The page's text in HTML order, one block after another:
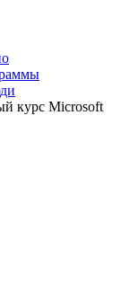
курс Microsoft